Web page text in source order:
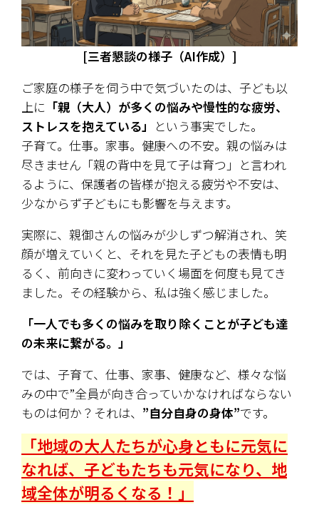
[三者懇談の様子（AI作成）]
ご家庭の様子を伺う中で気づいたのは、子ども以
上に 「親（大人）が多くの悩みや慢性的な疲労、
ストレスを抱えている」 という事実でした。
子育て。仕事。家事。健康への不安。親の悩みは
尽きません「親の背中を見て子は育つ」と言われ
るように、保護者の皆様が抱える疲労や不安は、
少なからず子どもにも影響を与えます。
実際に、親御さんの悩みが少しずつ解消され、笑
顔が増えていくと、それを見た子どもの表情も明
るく、前向きに変わっていく場面を何度も見てき
ました。その経験から、私は強く感じました。
「一人でも多くの悩みを取り除くことが子ども達
の未来に繋がる。」
では、子育て、仕事、家事、健康など、様々な悩
みの中で”全員が向き合っていかなければならない
ものは何か？それは、 ”自分自身の身体”です。
「地域の大人たちが心身ともに元気に
なれば、子どもたちも元気になり、地
域全体が明るくなる！」